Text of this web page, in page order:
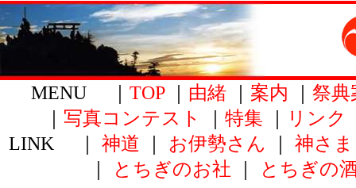
MENU ｜ TOP｜ 由緒 案内
祭典
写真コンテスト 特集 リンク
LINK ｜ 神道 お伊勢さん 神さま
とちぎのお社 とちぎの